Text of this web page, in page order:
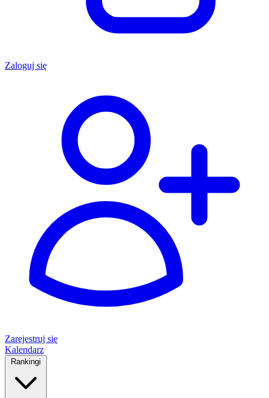
Zaloguj się
Zarejestruj się
Kalendarz
Rankingi